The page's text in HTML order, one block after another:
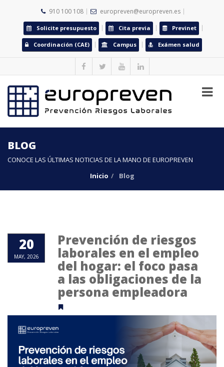
910 100 108 europreven@europreven.es
Solicite presupuesto Cita previa Previnet
Coordinación (CAE) Campus Exámen salud
BLOG
CONOCE LAS ÚLTIMAS NOTICIAS DE LA MANO DE EUROPREVEN
Inicio
Blog
20
MAY, 2026
Prevención de riesgos
laborales en el empleo
del hogar: el foco pasa
a las obligaciones de la
persona empleadora